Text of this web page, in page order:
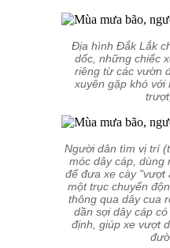
Địa hình Đắk Lắk
dốc, những chiếc
riêng từ các vườn
xuyên gặp khó với
Người dân tìm vị trí
móc dây cáp, dùng
để đưa xe cày "vượt
một trục chuyển
thông qua dây cua
dần sợi dây cáp
định, giúp xe vượt